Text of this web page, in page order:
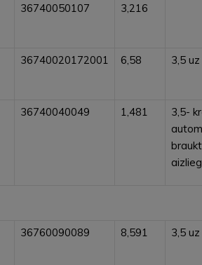
36740050107 3,216
36740020172001 6,58 3,5
36740040049 1,481
3,5-
braukt
36760090089 8,591 3,5